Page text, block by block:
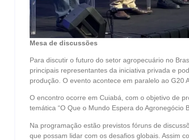
Mesa de discussões
Para discutir o futuro do setor agropecuário no
principais representantes da iniciativa privada e
produção. O evento acontece em paralelo ao G20
O encontro ocorre em Cuiabá, com o objetivo de
temática “O Que o Mundo Espera do Agronegócio
Na programação estão previstos fóruns de
que possam lidar com os desafios globais. Assim